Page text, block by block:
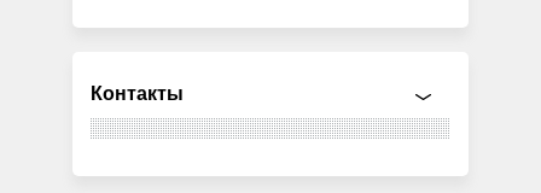
Контакты